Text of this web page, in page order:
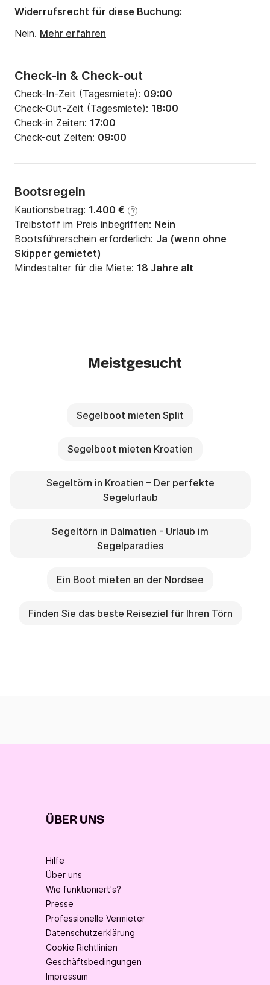
Tiefgang:2.09m
Motorleistung:38PS
Check-in & Check-out
Check-In-Zeit (Tagesmiete): 09:00
Check-Out-Zeit (Tagesmiete): 18:00
Check-in Zeiten: 17:00
Check-out Zeiten: 09:00
Bootsregeln
Kautionsbetrag: 1.400 € ?
Treibstoff im Preis inbegriffen: Nein
Bootsführerschein erforderlich: Ja (wenn ohne
Skipper gemietet)
Mindestalter für die Miete: 18 Jahre alt
Widerrufsrecht für diese Buchung:
Nein. Mehr erfahren
Meistgesucht
Segelboot mieten Split
Segelboot mieten Kroatien
Segeltörn in Kroatien – Der perfekte
Segelurlaub
Segeltörn in Dalmatien - Urlaub im
Segelparadies
Ein Boot mieten an der Nordsee
Finden Sie das beste Reiseziel für Ihren Törn
ÜBER UNS
Hilfe
Über uns
Wie funktioniert's?
Presse
Professionelle Vermieter
Datenschutzerklärung
Cookie Richtlinien
Geschäftsbedingungen
Impressum